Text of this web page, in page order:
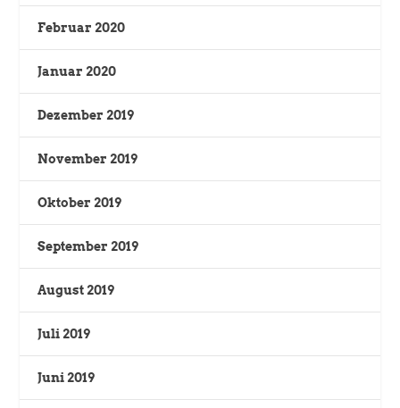
Februar 2020
Januar 2020
Dezember 2019
November 2019
Oktober 2019
September 2019
August 2019
Juli 2019
Juni 2019